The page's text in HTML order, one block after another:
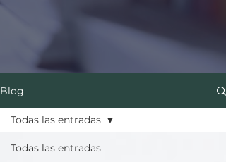
Blog
Todas las entradas
Todas las entradas